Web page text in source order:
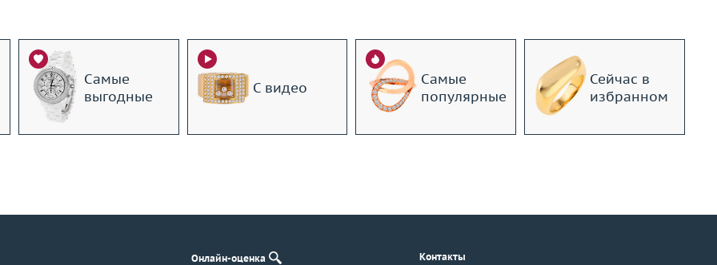
Самые
выгодные
С видео
Самые
популярные
Сейчас в
избранном
Онлайн-оценка
Контакты